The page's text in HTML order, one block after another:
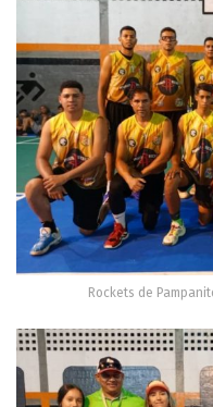
Rockets de